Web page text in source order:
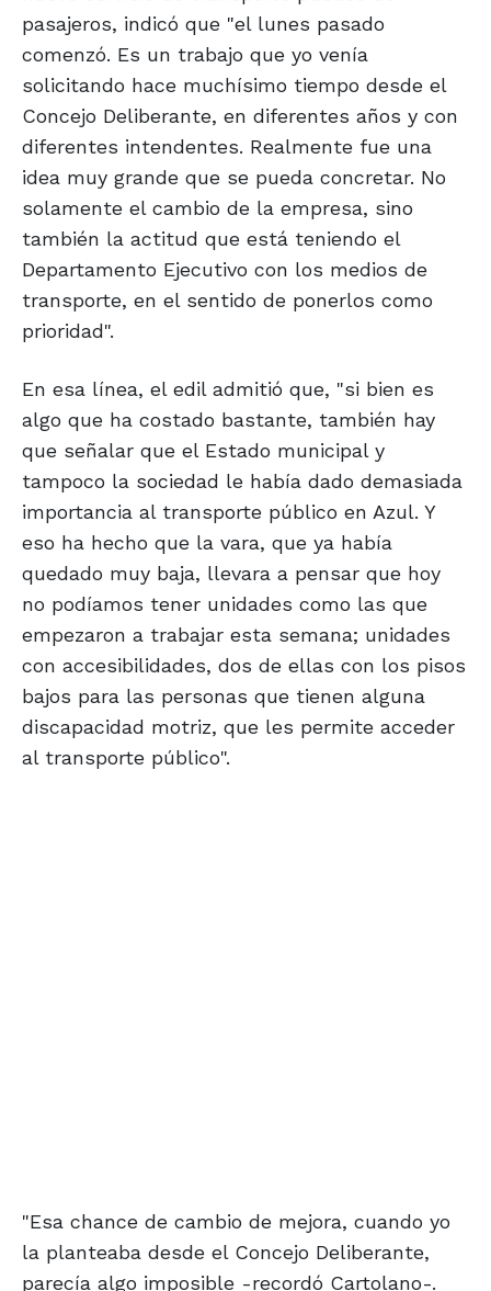
pasajeros, indicó que "el lunes pasado
comenzó. Es un trabajo que yo venía
solicitando hace muchísimo tiempo desde el
Concejo Deliberante, en diferentes años y con
diferentes intendentes. Realmente fue una
idea muy grande que se pueda concretar. No
solamente el cambio de la empresa, sino
también la actitud que está teniendo el
Departamento Ejecutivo con los medios de
transporte, en el sentido de ponerlos como
prioridad".
En esa línea, el edil admitió que, "si bien es
algo que ha costado bastante, también hay
que señalar que el Estado municipal y
tampoco la sociedad le había dado demasiada
importancia al transporte público en Azul. Y
eso ha hecho que la vara, que ya había
quedado muy baja, llevara a pensar que hoy
no podíamos tener unidades como las que
empezaron a trabajar esta semana; unidades
con accesibilidades, dos de ellas con los pisos
bajos para las personas que tienen alguna
discapacidad motriz, que les permite acceder
al transporte público".
"Esa chance de cambio de mejora, cuando yo
la planteaba desde el Concejo Deliberante,
parecía algo imposible -recordó Cartolano-.